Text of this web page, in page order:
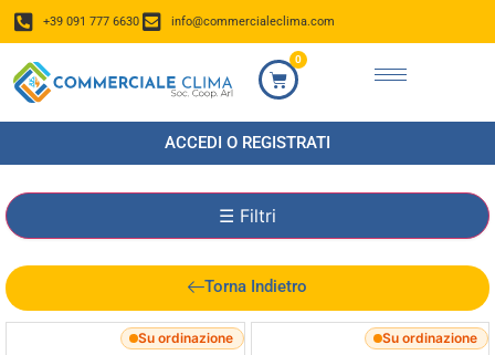
+39 091 777 6630 info@commercialeclima.com
0
ACCEDI O REGISTRATI
Torna Indietro
☰ Filtri
Su ordinazione Su ordinazione